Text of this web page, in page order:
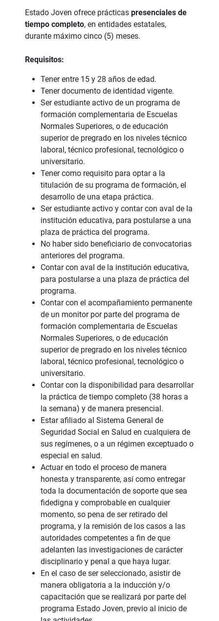
Estado Joven ofrece prácticaspresenciales de
tiempo completo, en entidades estatales,
durante máximo cinco (5) meses.
Requisitos:
Tener entre 15 y 28 años de edad.
Tener documento de identidad vigente.
Ser estudiante activo de un programa de
formación complementaria de Escuelas
Normales Superiores, o de educación
superior de pregrado en los niveles técnico
laboral, técnico profesional, tecnológico o
universitario.
Tener como requisito para optar a la
titulación de su programa de formación, el
desarrollo de una etapa práctica.
Ser estudiante activo y contar con aval de la
institución educativa, para postularse a una
plaza de práctica del programa.
No haber sido beneficiario de convocatorias
anteriores del programa.
Contar con aval de la institución educativa,
para postularse a una plaza de práctica del
programa.
Contar con el acompañamiento permanente
de un monitor por parte del programa de
formación complementaria de Escuelas
Normales Superiores, o de educación
superior de pregrado en los niveles técnico
laboral, técnico profesional, tecnológico o
universitario.
Contar con la disponibilidad para desarrollar
la práctica de tiempo completo (38 horas a
la semana) y de manera presencial.
Estar afiliado al Sistema General de
Seguridad Social en Salud en cualquiera de
sus regímenes, o a un régimen exceptuado o
especial en salud.
Actuar en todo el proceso de manera
honesta y transparente, así como entregar
toda la documentación de soporte que sea
fidedigna y comprobable en cualquier
momento, so pena de ser retirado del
programa, y la remisión de los casos a las
autoridades competentes a fin de que
adelanten las investigaciones de carácter
disciplinario y penal a que haya lugar.
En el caso de ser seleccionado, asistir de
manera obligatoria a la inducción y/o
capacitación que se realizará por parte del
programa Estado Joven, previo al inicio de